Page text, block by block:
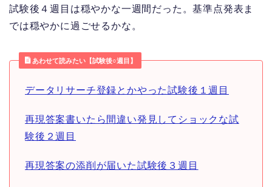
試験後４週目は穏やかな一週間だった。基準点発表ま
では穏やかに過ごせるかな。
あわせて読みたい【試験後○週目】
データリサーチ登録とかやった試験後１週目
再現答案書いたら間違い発見してショックな試
験後２週目
再現答案の添削が届いた試験後３週目